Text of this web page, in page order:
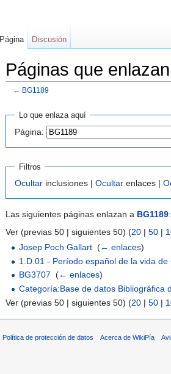
Páginas que
← BG1189
Lo que enlaza aquí
Página:
Filtros
Ocultar inclusiones | Ocultar enlaces |
Las siguientes páginas enlazan a BG1189:
Ver (previas 50 | siguientes 50) (20 | 50 |
Josep Poch Gallart (← enlaces)
1.D.01 - Período español de la vida de
BG3707
(← enlaces)
Categoría:Base de datos Bibliográfica
Ver (previas 50 | siguientes 50) (20 | 50 |
Página Discusión
Política de protección de datos Acerca de WikiPía